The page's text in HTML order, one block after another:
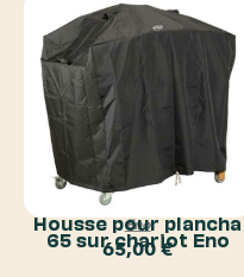
Eno
Housse pour plancha
65 sur chariot Eno
65,00€